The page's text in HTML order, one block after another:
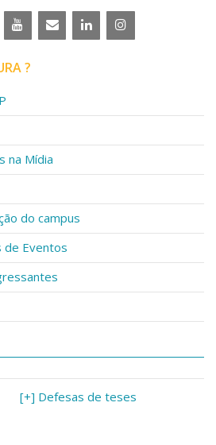
Cursos
e Prevenção
Financeiro
?
na Mídia
do campus
de Eventos
[+] Defesas de teses